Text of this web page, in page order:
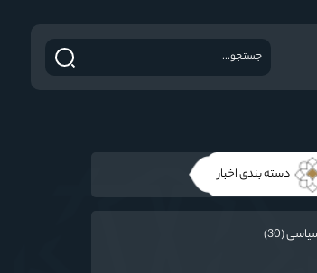
دسته بندی اخبار
(30)